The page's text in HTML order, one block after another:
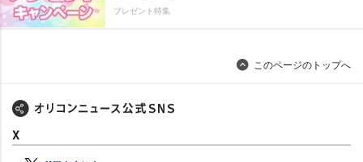
プレゼント特集
このページのトップへ
X